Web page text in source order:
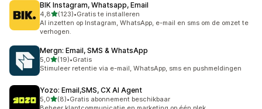
BIK Instagram, Whatsapp, Email
4,8van 5 sterren
(123)
123 recensies in totaal
•Gratis te installeren
AI inzetten op Instagram, WhatsApp, e-mail en sms om de omzet te
verhogen.
Mergn: Email, SMS & WhatsApp
5,0van 5 sterren
(19)
19 recensies in totaal
•Gratis
Stimuleer retentie via e-mail, WhatsApp, sms en pushmeldingen
Yozo: Email,SMS, CX AI Agent
5,0van 5 sterren
(8)
8 recensies in totaal
•Gratis abonnement beschikbaar